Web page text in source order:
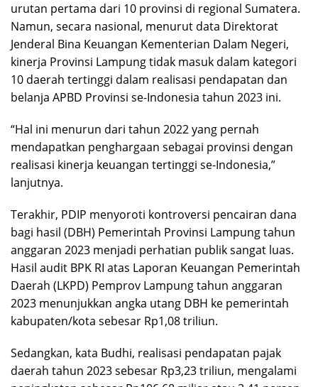
urutan pertama dari 10 provinsi di regional Sumatera.
Namun, secara nasional, menurut data Direktorat
Jenderal Bina Keuangan Kementerian Dalam Negeri,
kinerja Provinsi Lampung tidak masuk dalam kategori
10 daerah tertinggi dalam realisasi pendapatan dan
belanja APBD Provinsi se-Indonesia tahun 2023 ini.
“Hal ini menurun dari tahun 2022 yang pernah
mendapatkan penghargaan sebagai provinsi dengan
realisasi kinerja keuangan tertinggi se-Indonesia,”
lanjutnya.
Terakhir, PDIP menyoroti kontroversi pencairan dana
bagi hasil (DBH) Pemerintah Provinsi Lampung tahun
anggaran 2023 menjadi perhatian publik sangat luas.
Hasil audit BPK RI atas Laporan Keuangan Pemerintah
Daerah (LKPD) Pemprov Lampung tahun anggaran
2023 menunjukkan angka utang DBH ke pemerintah
kabupaten/kota sebesar Rp1,08 triliun.
Sedangkan, kata Budhi, realisasi pendapatan pajak
daerah tahun 2023 sebesar Rp3,23 triliun, mengalami